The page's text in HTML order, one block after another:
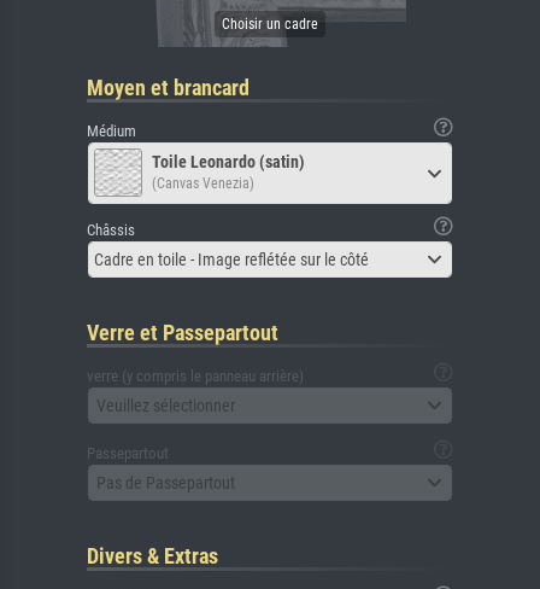
Moyen et brancard
Médium
Toile Leonardo (satin)
(Canvas Venezia)
Châssis
Cadre en toile - Image reflétée sur le côté
Verre et Passepartout
verre (y compris le panneau arrière)
Veuillez sélectionner
Passepartout
Pas de Passepartout
Divers & Extras